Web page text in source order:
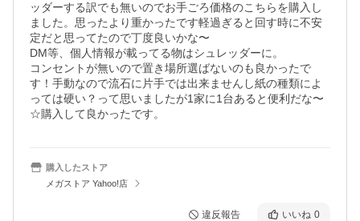
ッダーする訳でも無いのでお手ごろ価格のこちらを購入し
ました。思ったより重かったです軽過ぎると回す時に不安
定だと思ってたので丁度良いかな〜
DM等、個人情報が載ってる物はシュレッダーに。
コンセントが無いので置き場所選ばないのも良かったで
す！手動なので流石に片手では出来ませんし紙の種類によ
っては硬い？って思いましたが1家に1台あると便利だな〜
☆購入して良かったです。
購入したストア
メガストア Yahoo!店
違反報告 いいね 0